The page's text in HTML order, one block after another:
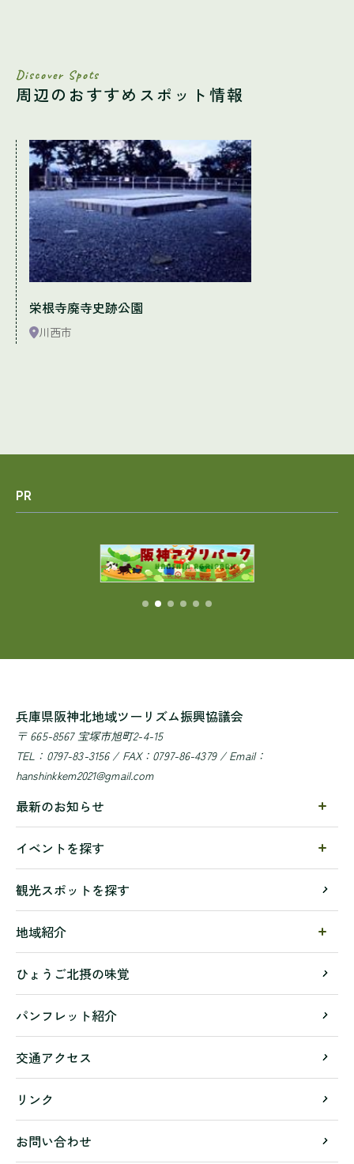
Discover Spots
周辺のおすすめスポット情報
栄根寺廃寺史跡公園
川西市
PR
兵庫県阪神北地域ツーリズム振興協議会
〒 665-8567 宝塚市旭町2-4-15
TEL：0797-83-3156 / FAX：0797-86-4379 / Email：
hanshinkkem2021@gmail.com
最新のお知らせ
イベントを探す
観光スポットを探す
地域紹介
ひょうご北摂の味覚
パンフレット紹介
交通アクセス
リンク
お問い合わせ